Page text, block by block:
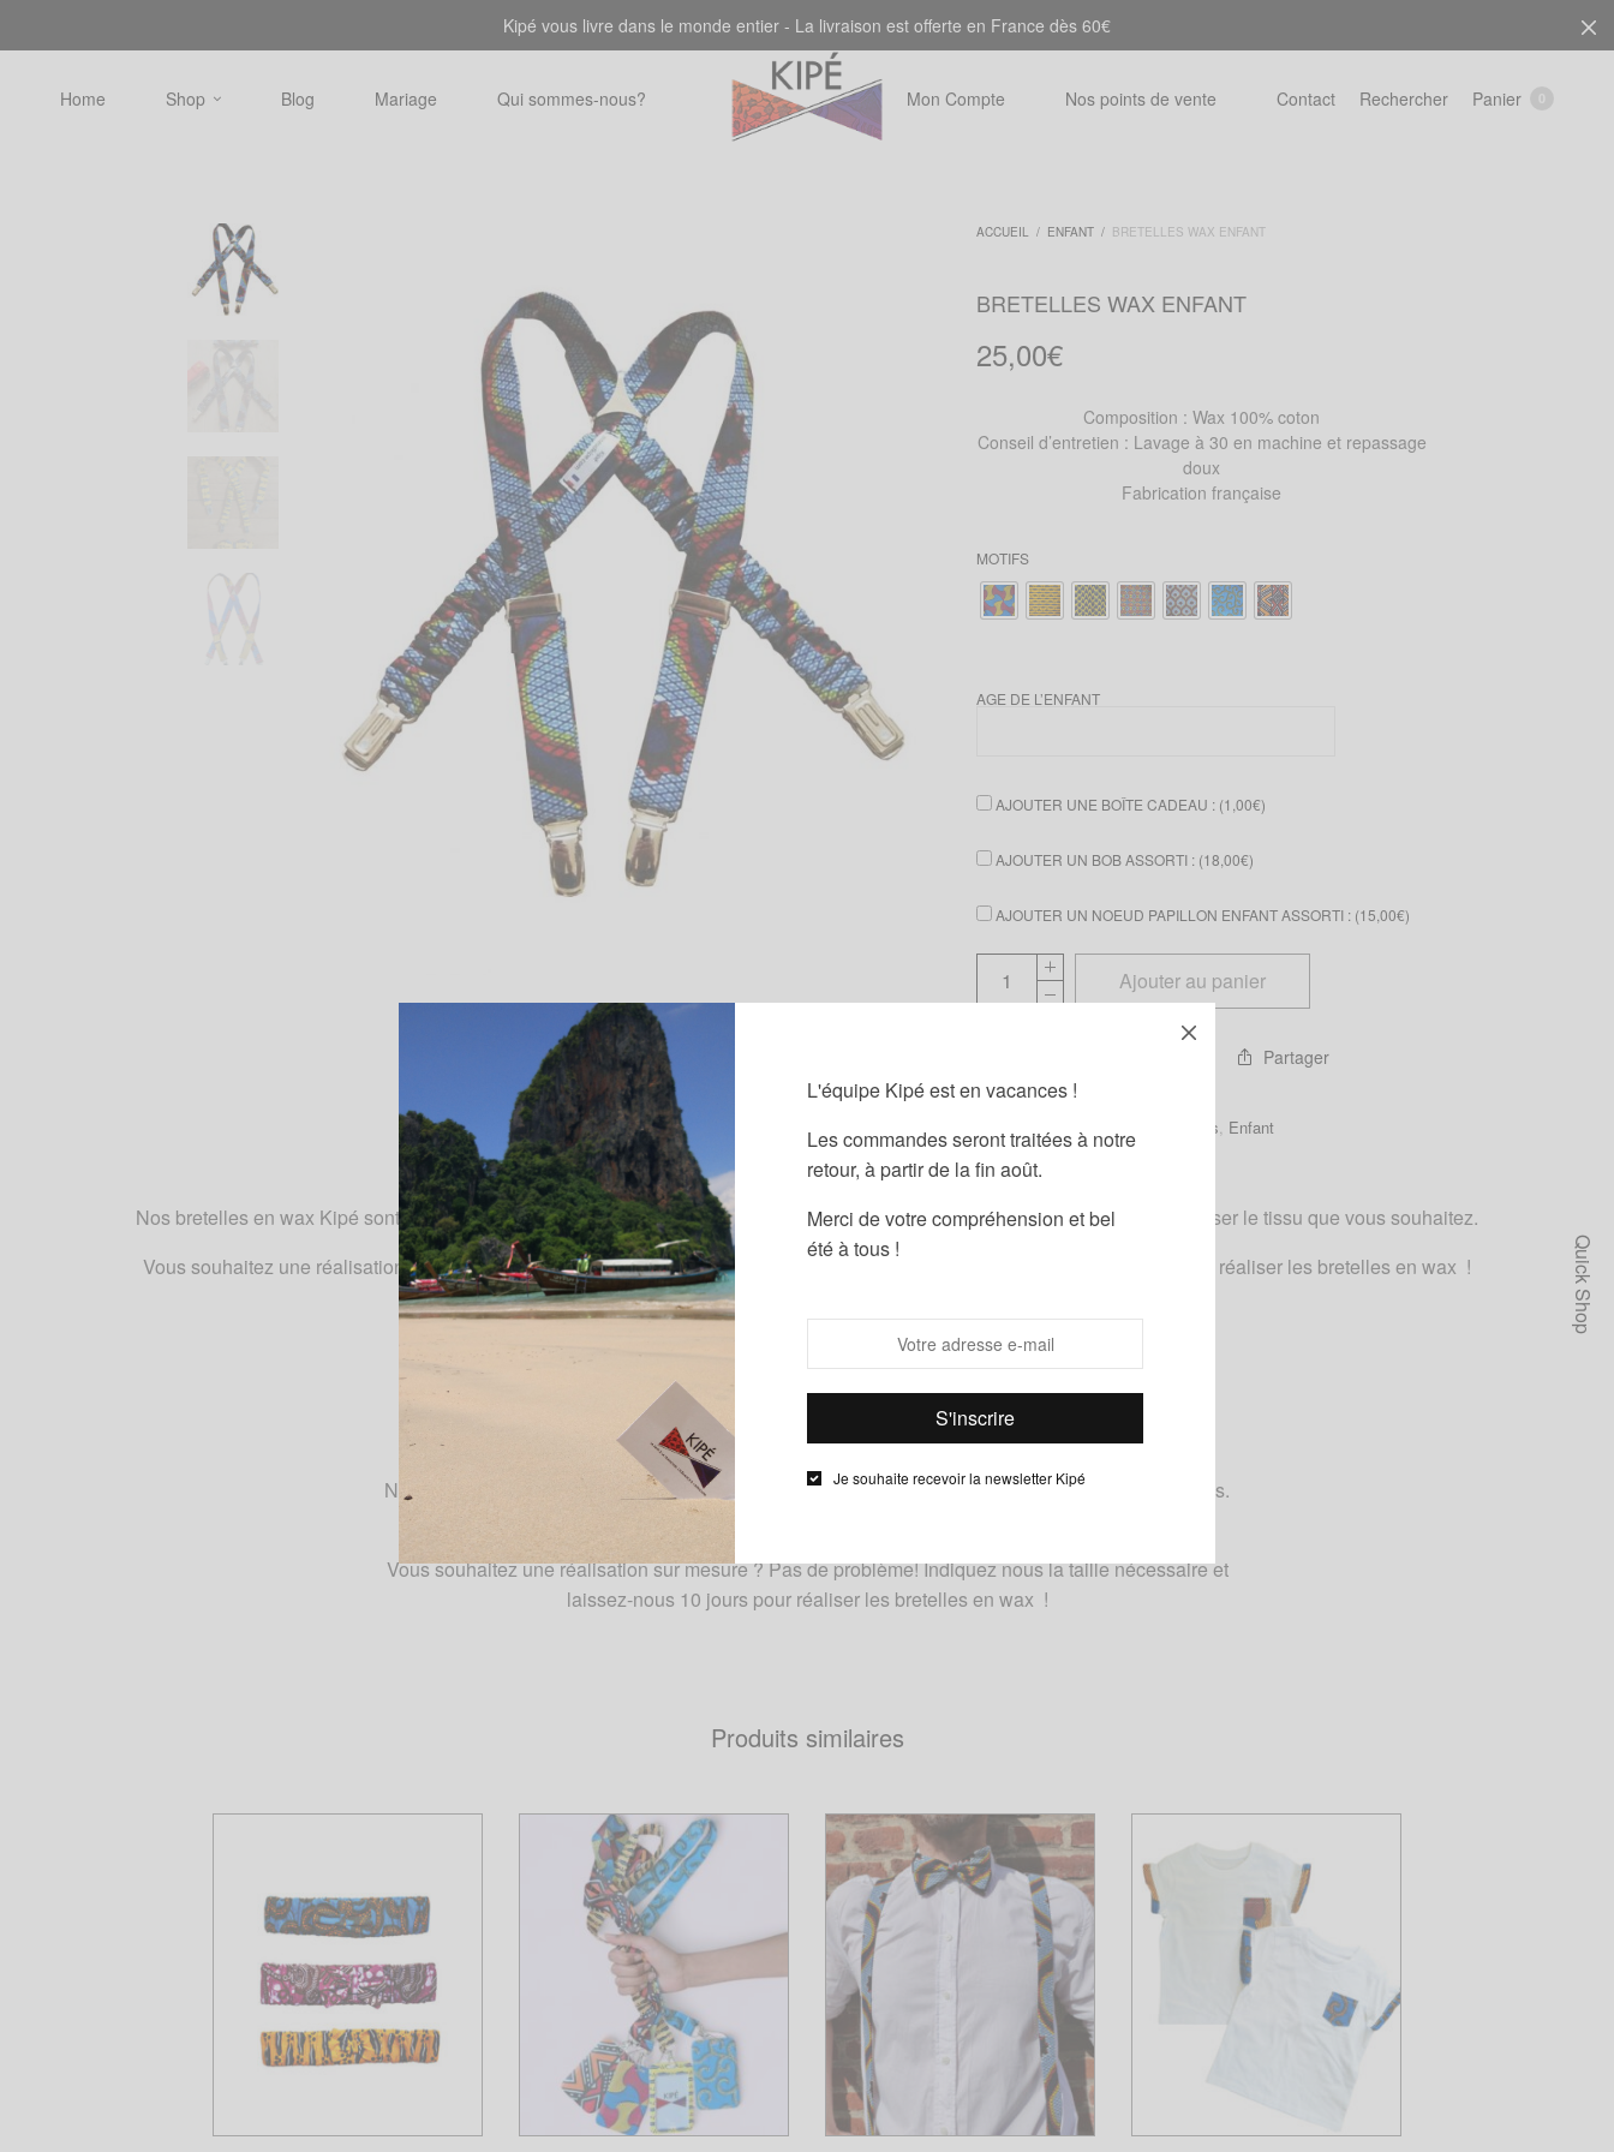
L'équipe Kipé est en vacances !
Les commandes seront traitées à notre
retour, à partir de la fin août.
Merci de votre compréhension et bel
été à tous !
Je souhaite recevoir la newsletter Kipé
Kipé vous livre dans le monde entier - La livraison est offerte en France dès 60€
Home Shop Blog Mariage Qui sommes-nous? Mon Compte Nos points de vente Contact Rechercher Panier
ACCUEIL / ENFANT / BRETELLES WAX ENFANT
BRETELLES WAX ENFANT
25,00€
Composition : Wax 100% coton
Conseil d’entretien : Lavage à 30 en machine et repassage
doux
Fabrication française
MOTIFS
AGE DE L’ENFANT
AJOUTER UNE BOÎTE CADEAU : (1,00€)
AJOUTER UN BOB ASSORTI : (18,00€)
AJOUTER UN NOEUD PAPILLON ENFANT ASSORTI : (15,00€)
Ajouter au panier
Partager
Catégories : Bretelles, Enfant
Les bretelles en wax Kipé : l’accessoire pour la rentrée
Nos bretelles en wax Kipé sont disponibles dans de multiples tissus aux couleurs vives et estivales. N’hésitez pas à nous préciser le tissu que vous souhaitez.
Vous souhaitez une réalisation sur mesure ? Pas de problème! Indiquez nous la taille nécessaire et laissez-nous 10 jours pour réaliser les bretelles en wax !
Description Informations complémentaires
Nos bretelles en wax Kipé sont disponibles dans de multiples tissus aux couleurs vives et estivales.
N’hésitez pas à nous préciser le tissu que vous souhaitez.
Vous souhaitez une réalisation sur mesure ? Pas de problème! Indiquez nous la taille nécessaire et
laissez-nous 10 jours pour réaliser les bretelles en wax !
Produits similaires
Quick Shop